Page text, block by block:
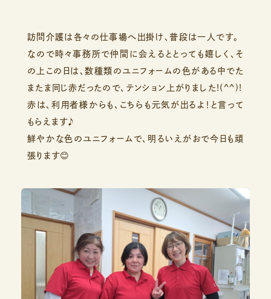
エリアから探す
支援・サービスから探す
訪問介護は各々の仕事場へ出掛け、普段は一人です。
なので時々事務所で仲間に会えるととっても嬉しく、そ
の上この日は、数種類のユニフォームの色がある中でた
またま同じ赤だったので、テンション上がりました!(^^)!
赤は、利用者様からも、こちらも元気が出るよ！と言って
もらえます♪
鮮やかな色のユニフォームで、明るいえがおで今日も頑
張ります😊